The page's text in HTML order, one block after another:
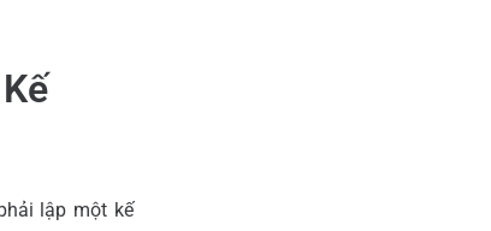
lập một kế